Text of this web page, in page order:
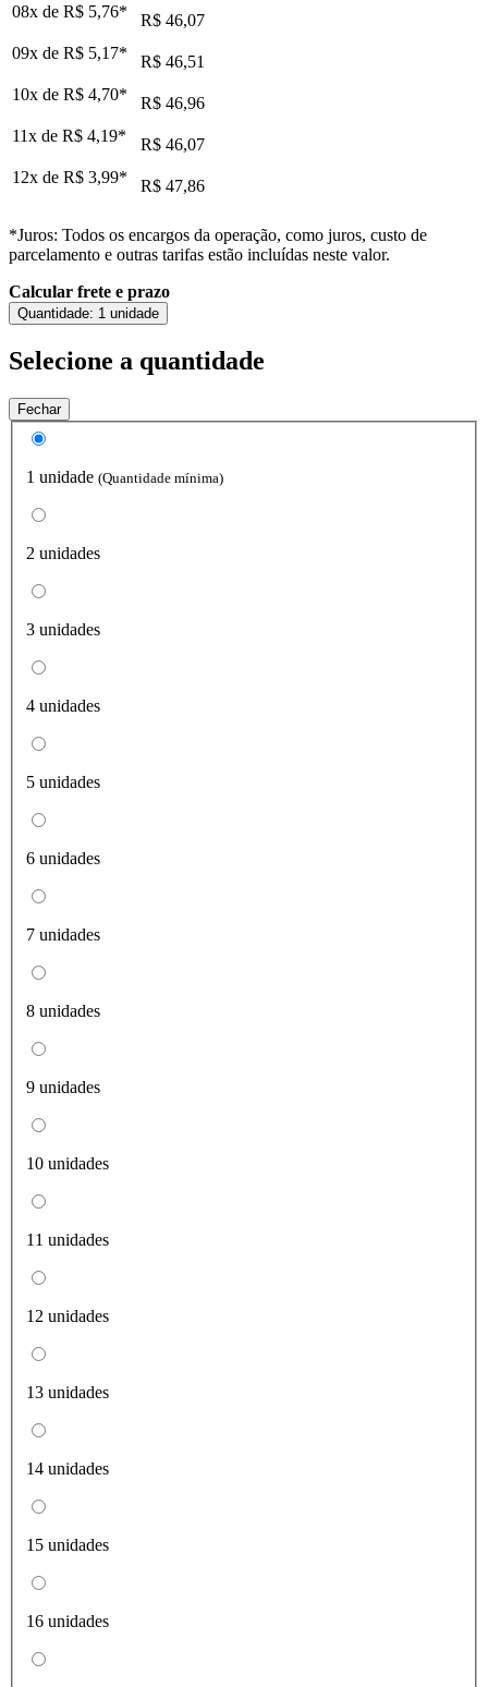
08x de R$ 5,76*
R$ 46,07
09x de R$ 5,17*
R$ 46,51
10x de R$ 4,70*
R$ 46,96
11x de R$ 4,19*
R$ 46,07
12x de R$ 3,99* R$ 47,86
*Juros: Todos os encargos da operação, como juros, custo de
parcelamento e outras tarifas estão incluídas neste valor.
Calcular frete e prazo
Quantidade: 1 unidade
Selecione a quantidade
Fechar
1 unidade (Quantidade mínima)
2 unidades
3 unidades
4 unidades
5 unidades
6 unidades
7 unidades
8 unidades
9 unidades
10 unidades
11 unidades
12 unidades
13 unidades
14 unidades
15 unidades
16 unidades